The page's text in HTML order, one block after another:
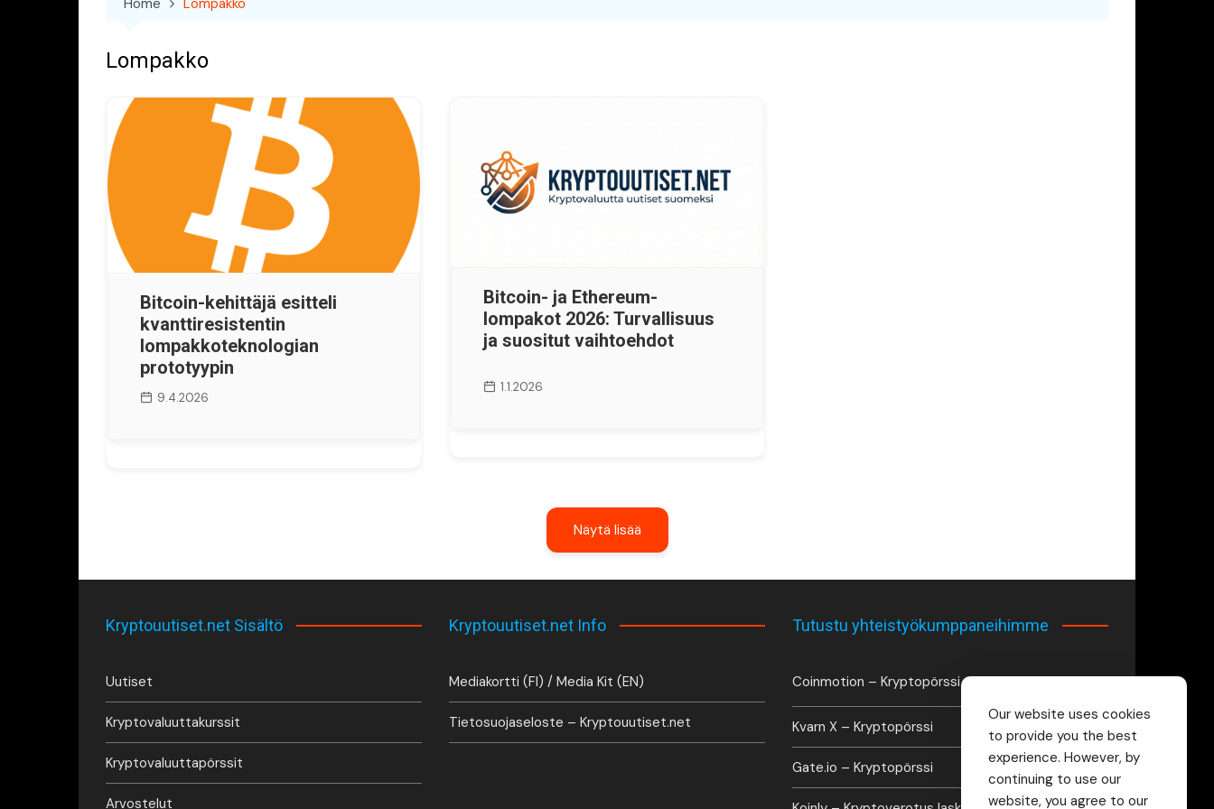
Lompakko
Bitcoin-kehittäjä esitteli
kvanttiresistentin
lompakkoteknologian
prototyypin
9.4.2026
Bitcoin- ja Ethereum-
lompakot 2026: Turvallisuus
ja suositut vaihtoehdot
1.1.2026
Näytä lisää
Kryptouutiset.net Sisältö
Uutiset
Kryptovaluuttakurssit
Kryptovaluuttapörssit
Arvostelut
Kryptouutiset.net Info
Mediakortti (FI) / Media Kit (EN)
Tietosuojaseloste – Kryptouutiset.net
Tutustu yhteistyökumppaneihimme
Coinmotion – Kryptopörssi
Kvarn X – Kryptopörssi
Gate.io – Kryptopörssi
Our website uses cookies
to provide you the best
experience. However, by
continuing to use our
website, you agree to our